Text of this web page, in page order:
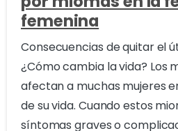
femenina
Consecuencias de quitar el
¿Cómo cambia la vida? Los
afectan a muchas mujeres
de su vida. Cuando estos
síntomas graves o